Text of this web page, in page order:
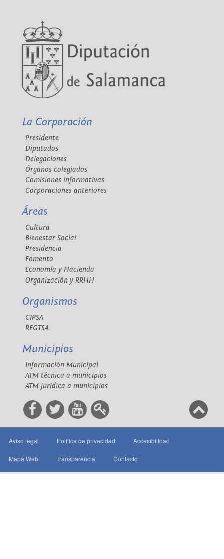
La Corporación
Presidente
Diputados
Delegaciones
Órganos colegiados
Comisiones informativas
Corporaciones anteriores
Áreas
Cultura
Bienestar Social
Presidencia
Fomento
Economía y Hacienda
Organización y RRHH
Organismos
CIPSA
REGTSA
Municipios
Información Municipal
ATM técnica a municipios
ATM jurídica a municipios
Aviso legal Política de privacidad Accesibilidad
Mapa Web Transparencia Contacto